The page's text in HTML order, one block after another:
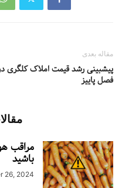
مقاله بعدی
پیشبینی رشد قیمت املاک کلگری
فصل پاییز
مراقب
باشید
26, 2024